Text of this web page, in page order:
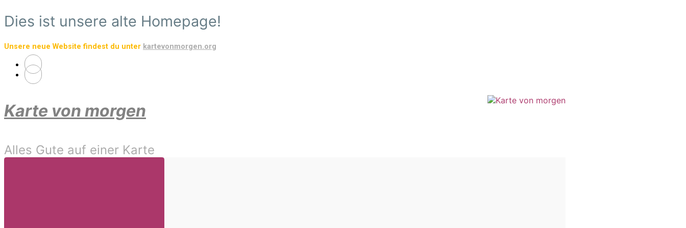
Zum
Hauptinhalt
Dies ist unsere alte Homepage!
Unsere neue Website findest du unter kartevonmorgen.org
Karte von morgen
Alles Gute auf einer Karte